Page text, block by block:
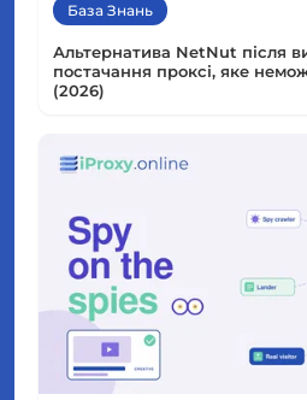
База Знань
Альтернатива NetNut після
постачання проксі, яке
(2026)